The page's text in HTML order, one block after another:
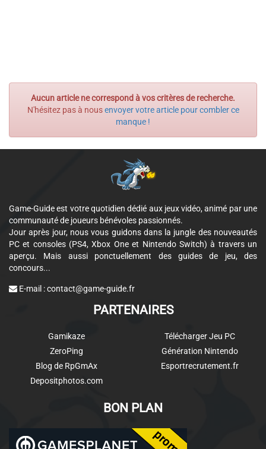
Aucun article ne correspond à vos critères de recherche.
N'hésitez pas à nousenvoyer votre article pour combler ce
manque !
Game-Guide est votre quotidien dédié aux jeux vidéo, animé par une
communauté de joueurs bénévoles passionnés.
Jour après jour, nous vous guidons dans la jungle des nouveautés
PC et consoles (PS4, Xbox One et Nintendo Switch) à travers un
aperçu. Mais aussi ponctuellement des guides de jeu, des
concours...
E-mail :contact@game-guide.fr
PARTENAIRES
Gamikaze
ZeroPing
Blog de RpGmAx
Depositphotos.com
Télécharger Jeu PC
Génération Nintendo
Esportrecrutement.fr
BON PLAN